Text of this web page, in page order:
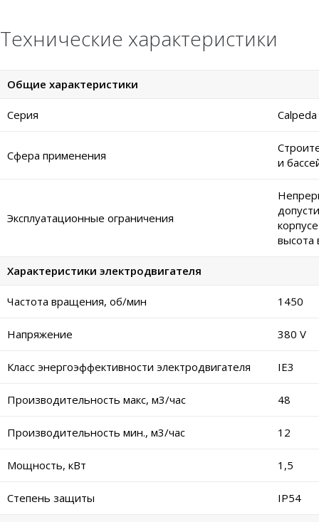
Технические характеристики
Общие характеристики
Серия
Сфера применения
и
Эксплуатационные ограничения
высота
Характеристики электродвигателя
Частота вращения, об/мин 1450
Напряжение 380 V
Класс энергоэффективности электродвигателя IE3
Производительность макс, м3/час 48
Производительность мин., м3/час 12
Мощность, кВт 1,5
Степень защиты IP54